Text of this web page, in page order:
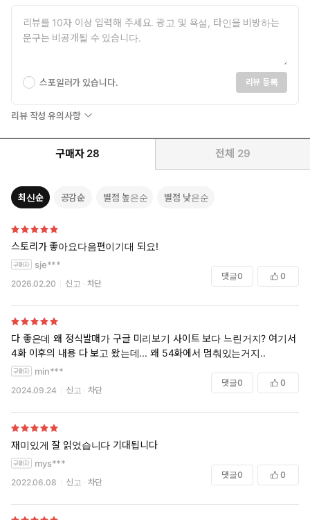
스포일러가 있습니다. 리뷰 등록
리뷰 작성 유의사항
구매자 28 전체 29
최신순 공감순 별점 높은순 별점 낮은순
스토리가 좋아요다음편이기대 되요!
sje***
2026.02.20 신고 차단
댓글0 0
다 좋은데 왜 정식발매가 구글 미리보기 사이트 보다 느린거지? 여기서 5
4화 이후의 내용 다 보고 왔는데... 왜 54화에서 멈춰있는거지..
min***
2024.09.24 신고 차단
댓글0 0
재미있게 잘 읽었습니다 기대됩니다
mys***
2022.06.08 신고 차단
댓글0 0